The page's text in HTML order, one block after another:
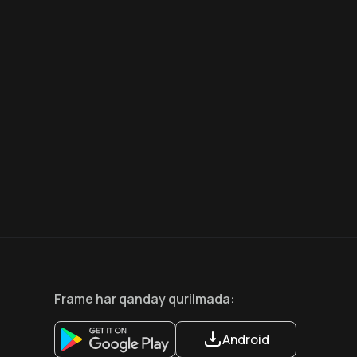
Frame har qanday qurilmada:
Android